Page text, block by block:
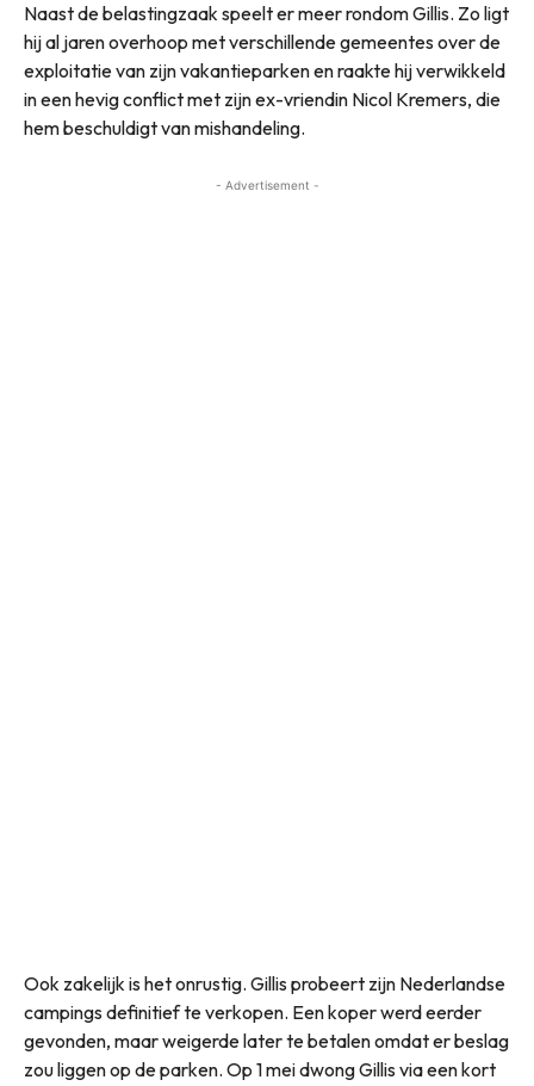
Naast de belastingzaak speelt er meer rondom Gillis. Zo ligt
hij al jaren overhoop met verschillende gemeentes over de
exploitatie van zijn vakantieparken en raakte hij verwikkeld
in een hevig conflict met zijn ex-vriendin Nicol Kremers, die
hem beschuldigt van mishandeling.
- Advertisement -
Ook zakelijk is het onrustig. Gillis probeert zijn Nederlandse
campings definitief te verkopen. Een koper werd eerder
gevonden, maar weigerde later te betalen omdat er beslag
zou liggen op de parken. Op 1 mei dwong Gillis via een kort